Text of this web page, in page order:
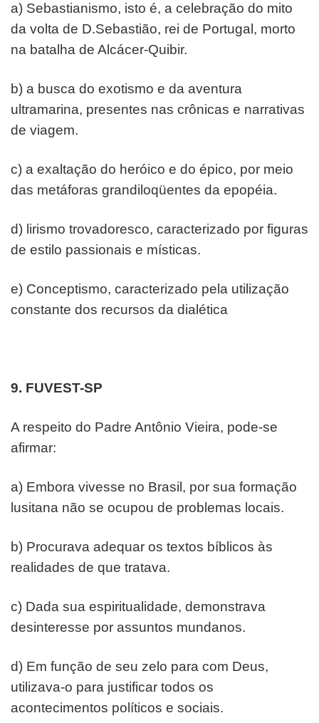
a) Sebastianismo, isto é, a celebração do mito
da volta de D.Sebastião, rei de Portugal, morto
na batalha de Alcácer-Quibir.
b) a busca do exotismo e da aventura
ultramarina, presentes nas crônicas e narrativas
de viagem.
c) a exaltação do heróico e do épico, por meio
das metáforas grandiloqüentes da epopéia.
d) lirismo trovadoresco, caracterizado por figuras
de estilo passionais e místicas.
e) Conceptismo, caracterizado pela utilização
constante dos recursos da dialética
9. FUVEST-SP
A respeito do Padre Antônio Vieira, pode-se
afirmar:
a) Embora vivesse no Brasil, por sua formação
lusitana não se ocupou de problemas locais.
b) Procurava adequar os textos bíblicos às
realidades de que tratava.
c) Dada sua espiritualidade, demonstrava
desinteresse por assuntos mundanos.
d) Em função de seu zelo para com Deus,
utilizava-o para justificar todos os
acontecimentos políticos e sociais.